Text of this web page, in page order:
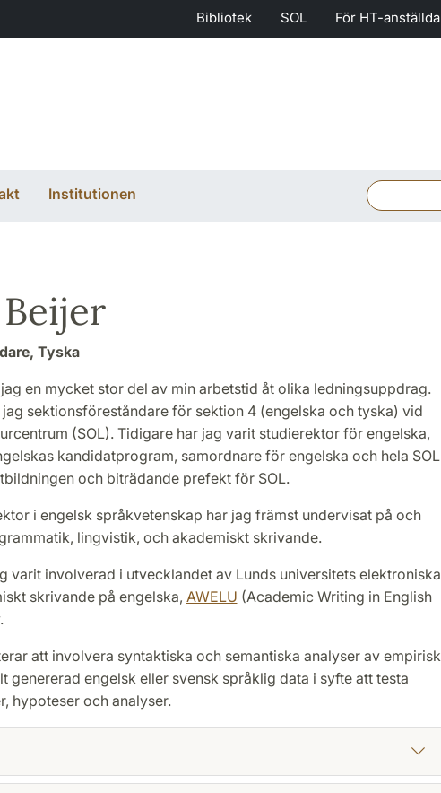
Bibliotek SOL För HT-anställda
Institutionen
Tyska
jag en mycket stor del av min arbetstid åt olika ledningsuppdrag.
jag sektionsföreståndare för sektion 4 (engelska och tyska) vid
(SOL). Tidigare har jag varit studierektor för engelska,
kandidatprogram, samordnare för engelska och hela SOL
och biträdande prefekt för SOL.
i engelsk språkvetenskap har jag främst undervisat på och
lingvistik, och akademiskt skrivande.
varit involverad i utvecklandet av Lunds universitets elektroniska
skrivande på engelska, AWELU (Academic Writing in English
att involvera syntaktiska och semantiska analyser av empirisk
genererad engelsk eller svensk språklig data i syfte att testa
hypoteser och analyser.